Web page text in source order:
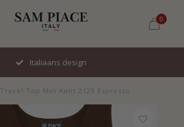
0
Italiaans design
Travel Top Met Kant 2129 Espresso